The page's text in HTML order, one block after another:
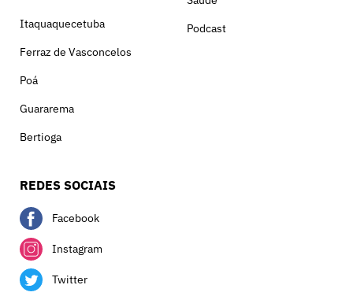
Itaquaquecetuba
Ferraz de Vasconcelos
Poá
Guararema
Bertioga
Podcast
REDES SOCIAIS
Facebook
Instagram
Twitter